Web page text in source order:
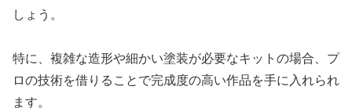
しょう。
特に、複雑な造形や細かい塗装が必要なキットの場合、プ
ロの技術を借りることで完成度の高い作品を手に入れられ
ます。